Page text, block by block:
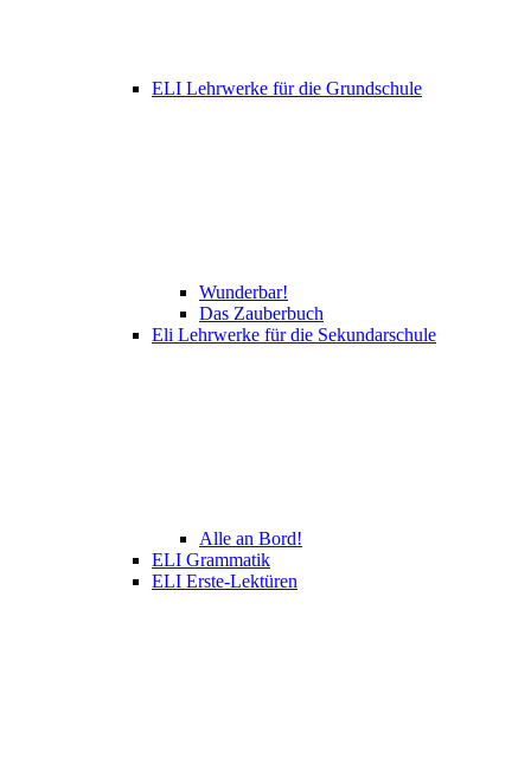
ELI Lehrwerke für die Grundschule
Wunderbar!
Das Zauberbuch
Eli Lehrwerke für die Sekundarschule
Alle an Bord!
ELI Grammatik
ELI Erste-Lektüren